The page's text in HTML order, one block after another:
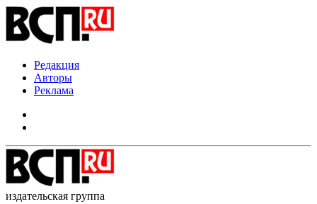
Редакция
Авторы
Реклама
издательская группа